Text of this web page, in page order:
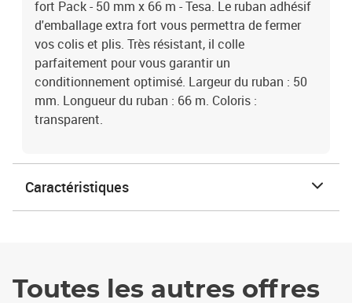
fort Pack - 50 mm x 66 m - Tesa. Le ruban adhésif
d'emballage extra fort vous permettra de fermer
vos colis et plis. Très résistant, il colle
parfaitement pour vous garantir un
conditionnement optimisé. Largeur du ruban : 50
mm. Longueur du ruban : 66 m. Coloris :
transparent.
Caractéristiques
Toutes les autres offres